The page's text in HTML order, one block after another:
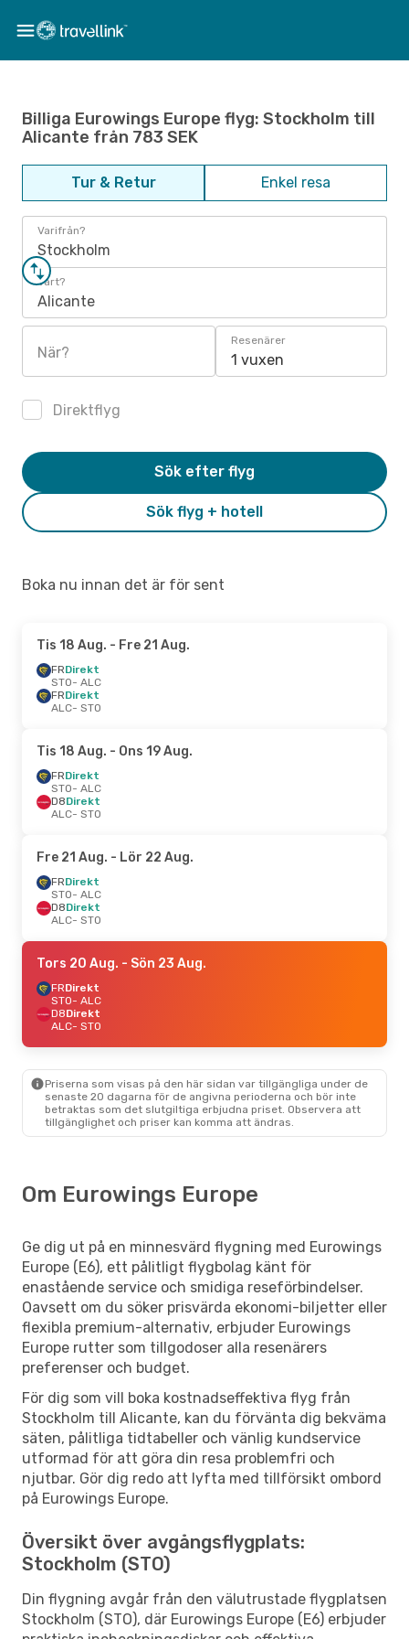
Billiga Eurowings Europe flyg: Stockholm till
Alicante från 783 SEK
Tur & Retur Enkel resa
Varifrån?
Stockholm
Vart?
Alicante
När?
Resenärer
1 vuxen
Direktflyg
Sök flyg + hotell
Sök efter flyg
Boka nu innan det är för sent
Tis 18 Aug. - Fre 21 Aug.
FRDirekt
STO- ALC
FRDirekt
ALC- STO
Tis 18 Aug. - Ons 19 Aug.
FRDirekt
STO- ALC
D8Direkt
ALC- STO
Fre 21 Aug. - Lör 22 Aug.
FRDirekt
STO- ALC
D8Direkt
ALC- STO
Tors 20 Aug. - Sön 23 Aug.
FRDirekt
STO- ALC
D8Direkt
ALC- STO
Priserna som visas på den här sidan var tillgängliga under de
senaste 20 dagarna för de angivna perioderna och bör inte
betraktas som det slutgiltiga erbjudna priset. Observera att
tillgänglighet och priser kan komma att ändras.
Om Eurowings Europe
Ge dig ut på en minnesvärd flygning med Eurowings
Europe (E6), ett pålitligt flygbolag känt för
enastående service och smidiga reseförbindelser.
Oavsett om du söker prisvärda ekonomi-biljetter eller
flexibla premium-alternativ, erbjuder Eurowings
Europe rutter som tillgodoser alla resenärers
preferenser och budget.
För dig som vill boka kostnadseffektiva flyg från
Stockholm till Alicante, kan du förvänta dig bekväma
säten, pålitliga tidtabeller och vänlig kundservice
utformad för att göra din resa problemfri och
njutbar. Gör dig redo att lyfta med tillförsikt ombord
på Eurowings Europe.
Översikt över avgångsflygplats:
Stockholm (STO)
Din flygning avgår från den välutrustade flygplatsen
Stockholm (STO), där Eurowings Europe (E6) erbjuder